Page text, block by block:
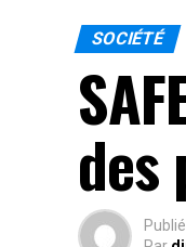
SOCIÉTÉ
des
Publié